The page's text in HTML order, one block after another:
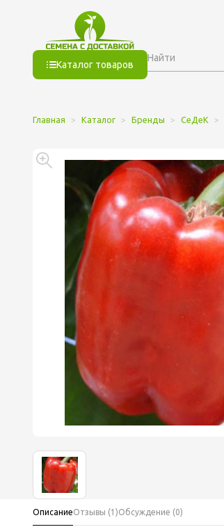
Каталог товаров
Главная Каталог Бренды СеДеК
ОписаниеОтзывы (1)Обсуждение (0)